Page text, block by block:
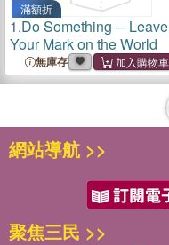
滿額折
1.Do Something ─ Leave
Your Mark on the World
無庫存
網站導航 >>
聚焦三民 >>